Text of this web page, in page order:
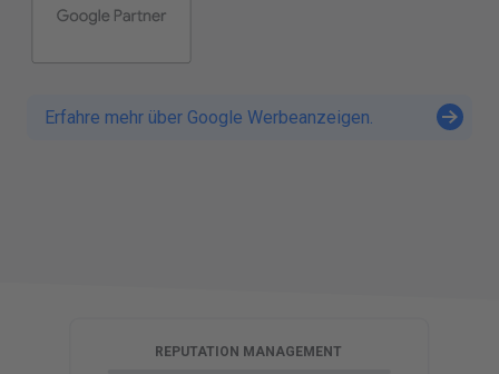
Erfahre mehr über Google Werbeanzeigen.
REPUTATION MANAGEMENT